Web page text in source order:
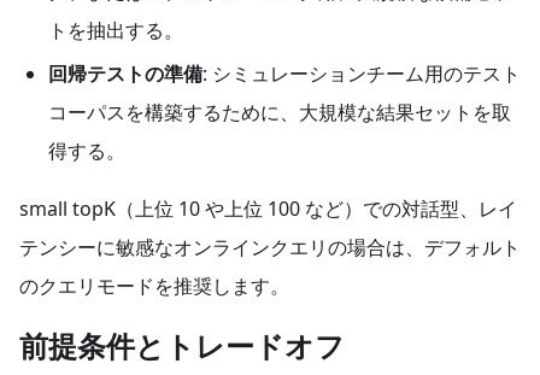
トを抽出する。
回帰テストの準備: シミュレーションチーム用のテスト
コーパスを構築するために、大規模な結果セットを取
得する。
small topK（上位 10 や上位 100 など）での対話型、レイ
テンシーに敏感なオンラインクエリの場合は、デフォルト
のクエリモードを推奨します。
前提条件とトレードオフ